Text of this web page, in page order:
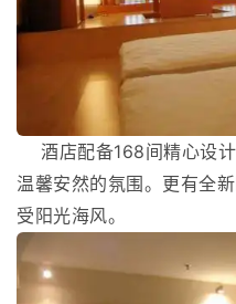
酒店配备168间精心设计
温馨安然的氛围。更有全
受阳光海风。